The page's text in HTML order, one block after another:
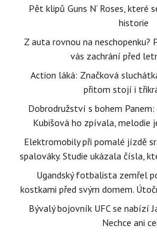
Pět klipů Guns N‘ Roses, které
historie
Z auta rovnou na neschopenku?
vás zachrání před
Action láká: Značková
přitom stojí i
Dobrodružství s bohem
Kubišová ho zpívala, melodie
Elektromobily při pomalé jízdě
spalováky. Studie ukázala čísla,
Ugandský fotbalista zemřel
kostkami před svým domem.
Bývalý bojovník UFC se nabízí
Nechce ani